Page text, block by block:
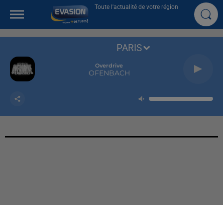
Toute l'actualité de votre région
Overdrive
OFENBACH
PARIS